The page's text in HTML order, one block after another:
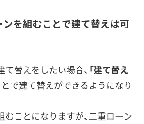
を組むことで建て替えは可
替えをしたい場合、 「建て替え
で建て替えができるようになり
ことになりますが、二重ローン